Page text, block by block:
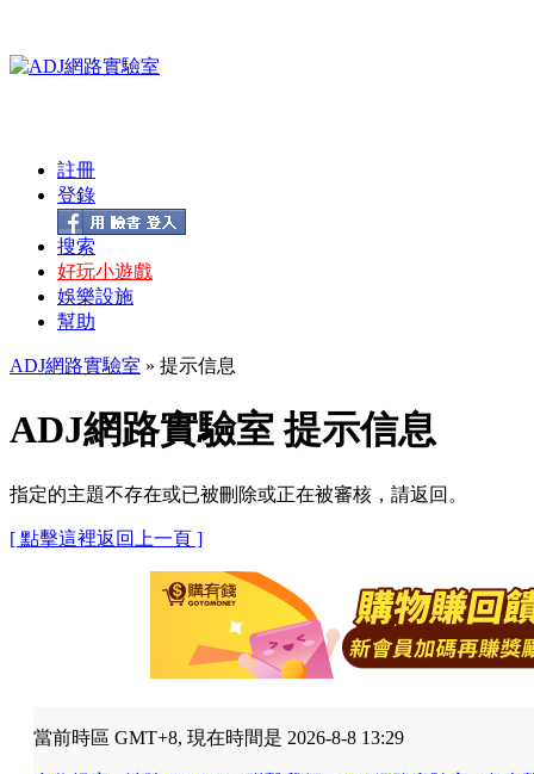
註冊
登錄
搜索
好玩小遊戲
娛樂設施
幫助
ADJ網路實驗室 » 提示信息
ADJ網路實驗室 提示信息
指定的主題不存在或已被刪除或正在被審核，請返回。
[ 點擊這裡返回上一頁 ]
當前時區 GMT+8, 現在時間是 2026-8-8 13:29